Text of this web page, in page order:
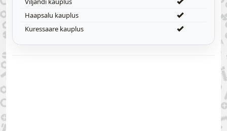
Haapsalu kauplus
Kuressaare kauplus